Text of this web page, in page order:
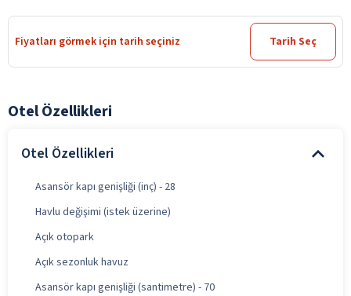
Fiyatları görmek için tarih seçiniz Tarih Seç
Otel Özellikleri
Otel Özellikleri
Asansör kapı genişliği (inç) - 28
Havlu değişimi (istek üzerine)
Açık otopark
Açık sezonluk havuz
Asansör kapı genişliği (santimetre) - 70